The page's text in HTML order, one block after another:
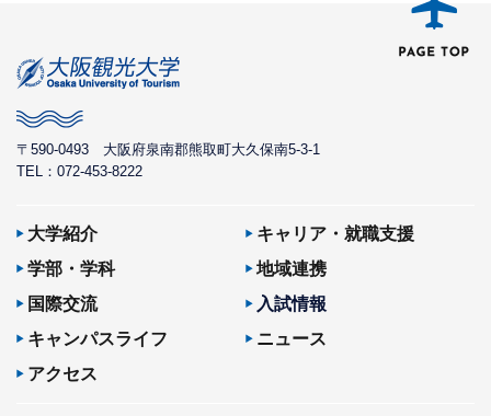
〒590-0493 大阪府泉南郡熊取町大久保南5-3-1
TEL：072-453-8222
大学紹介
キャリア・就職支援
学部・学科
地域連携
国際交流
入試情報
キャンパスライフ
ニュース
アクセス